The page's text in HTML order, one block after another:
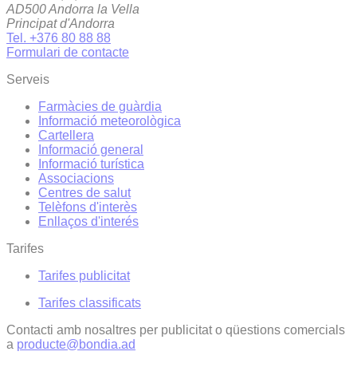
AD500 Andorra la Vella
Principat d'Andorra
Tel. +376 80 88 88
Formulari de contacte
Serveis
Farmàcies de guàrdia
Informació meteorològica
Cartellera
Informació general
Informació turística
Associacions
Centres de salut
Telèfons d'interès
Enllaços d'interés
Tarifes
Tarifes publicitat
Tarifes classificats
Contacti amb nosaltres per publicitat o qüestions comercials
a producte@bondia.ad